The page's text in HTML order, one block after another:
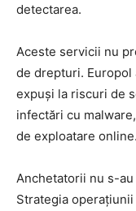
detectarea.
Aceste servicii nu
de drepturi.
expuși la riscuri de
infectări cu
de exploatare online.
Anchetatorii nu s-
Strategia